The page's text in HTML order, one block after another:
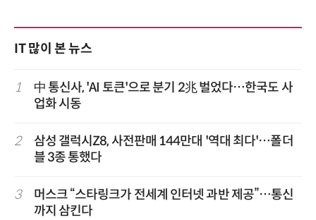
IT 많이 본 뉴스
1
中 통신사, 'AI 토큰'으로 분기 2兆 벌었다…한국도 사
업화 시동
2
삼성 갤럭시Z8, 사전판매 144만대 '역대 최다'…폴더
블 3종 통했다
3
머스크 “스타링크가 전세계 인터넷 과반 제공”…통신
까지 삼킨다